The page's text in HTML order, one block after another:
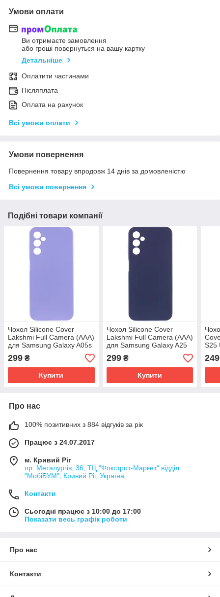
Умови оплати
Ви отримаєте замовлення
або гроші повернуться на вашу картку
Детальніше
Оплатити частинами
Післяплата
Оплата на рахунок
Всі умови оплати
Умови повернення
Повернення товару впродовж 14 днів за домовленістю
Всі умови повернення
Подібні товари компанії
Чохол Silicone Cover
Lakshmi Full Camera (AAA)
для Samsung Galaxy A05s
| Мікрофібра Бузковий /
Dasheen
299 ₴
Купити
Чохол Silicone Cover
Lakshmi Full Camera (AAA)
для Samsung Galaxy A25
5G | Мікрофібра Темно-
синій / Midnight blue
299₴
Купити
S25
249
Про нас
100% позитивних з 884 відгуків за рік
Працює з 24.07.2017
м. Кривий Ріг
пр. Металургів, 36, ТЦ "Фокстрот-Маркет" відділ
"МобіБУМ", Кривий Ріг, Україна
Контакти
Сьогодні працює з 10:00 до 17:00
Показати весь графік роботи
Про нас
Контакти